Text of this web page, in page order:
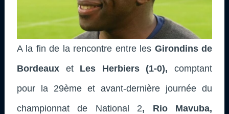
A la fin de la rencontre entre les Girondins de
Bordeaux et Les Herbiers (1-0), comptant
pour la 29ème et avant-dernière journée du
championnat de National 2, Rio Mavuba,